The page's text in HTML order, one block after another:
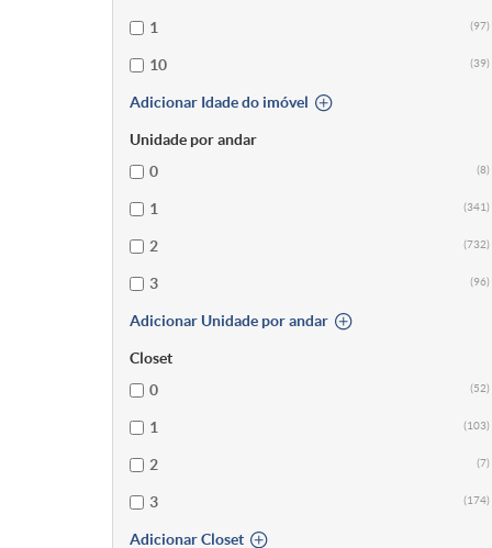
1 (97)
10 (39)
Adicionar Idade do imóvel
Unidade por andar
0
(8)
1 (341)
2 (732)
3 (96)
Adicionar Unidade por andar
Closet
0
(52)
1 (103)
2 (7)
3 (174)
Adicionar Closet